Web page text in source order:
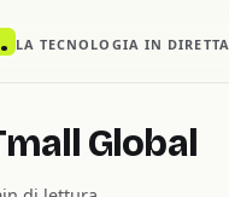
. LA TECNOLOGIA IN DIRETTA
Global